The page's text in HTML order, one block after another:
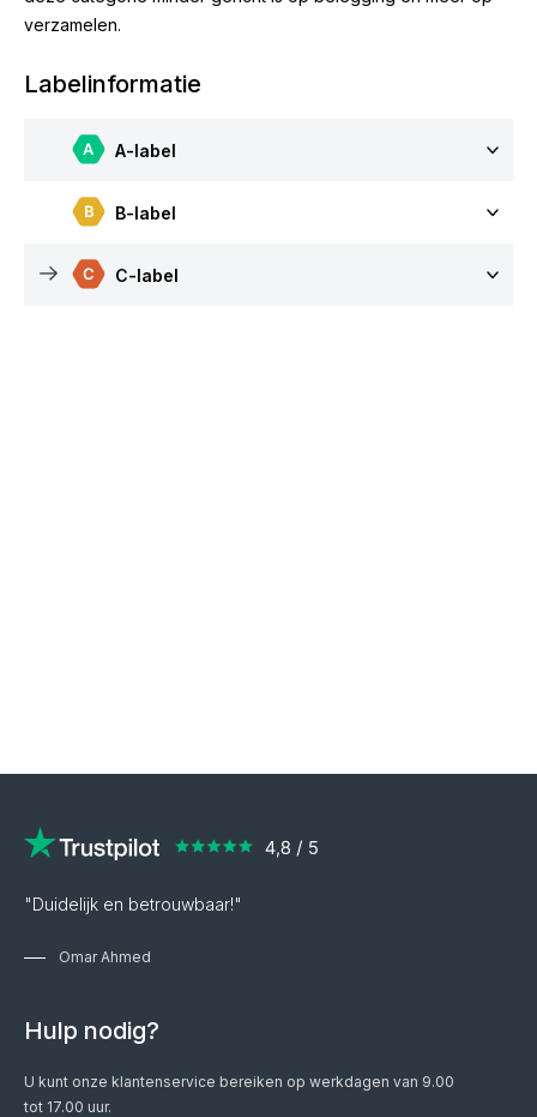
verzamelen.
Labelinformatie
A-label
B-label
C-label
"Duidelijk en betrouwbaar!"
Omar Ahmed
Hulp nodig?
U kunt onze klantenservice bereiken op werkdagen van 9.00
tot 17.00 uur.